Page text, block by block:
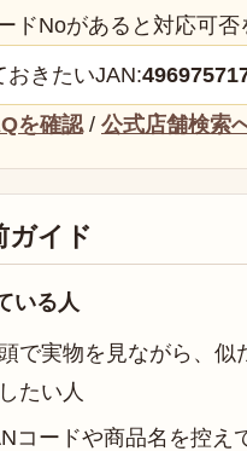
ドNoがあると対応可否
おきたいJAN:
を確認/ 公式店舗検索
ガイド
いる人
で実物を見ながら、似
たい人
コードや商品名を控え